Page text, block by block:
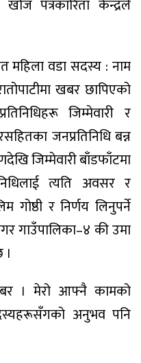
पत्रकारिता केन्द्रले
महिला वडा सदस्य : नाम
खबर छापिएको
जिम्मेवारी र
जनप्रतिनिधि बन्न
जिम्मेवारी बाँडफाँटमा
त्यति अवसर र
गोष्ठी र निर्णय लिनुपर्ने
गाउँपालिका–४ की उमा
। मेरो आफ्नै कामको
अनुभव पनि